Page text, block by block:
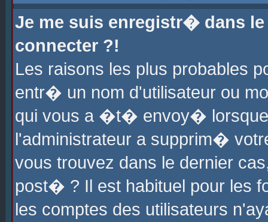
Je me suis enregistr� dans
connecter ?!
Les raisons les plus probables
entr� un nom d'utilisateur ou
qui vous a �t� envoy�
l'administrateur a supprim�
vous trouvez dans le dernier
post� ? Il est habituel pour les
les comptes des utilisateurs